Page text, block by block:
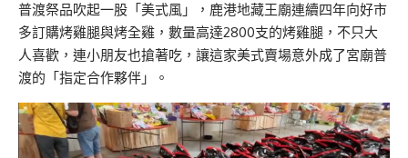
普渡祭品吹起一股「美式風」，鹿港地藏王廟連續四年向好市
多訂購烤雞腿與烤全雞，數量高達2800支的烤雞腿，不只大
人喜歡，連小朋友也搶著吃，讓這家美式賣場意外成了宮廟普
渡的「指定合作夥伴」。